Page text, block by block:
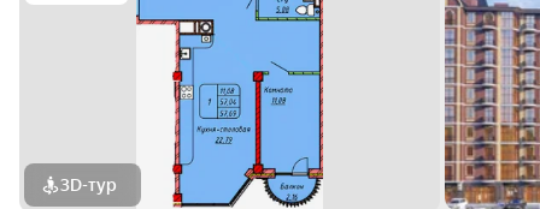
3D-тур